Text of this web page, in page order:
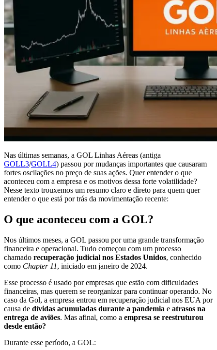
Nas últimas semanas, a GOL Linhas Aéreas (antiga
GOLL3/GOLL4) passou por mudanças importantes que causaram
fortes oscilações no preço de suas ações. Quer entender o que
aconteceu com a empresa e os motivos dessa forte volatilidade?
Nesse texto trouxemos um resumo claro e direto para quem quer
entender o que está por trás da movimentação recente:
O que aconteceu com a GOL?
Nos últimos meses, a GOL passou por uma grande transformação
financeira e operacional. Tudo começou com um processo
chamado recuperação judicial nos Estados Unidos, conhecido
como Chapter 11, iniciado em janeiro de 2024.
Esse processo é usado por empresas que estão com dificuldades
financeiras, mas querem se reorganizar para continuar operando. No
caso da Gol, a empresa entrou em recuperação judicial nos EUA por
causa de dívidas acumuladas durante a pandemia e atrasos na
entrega de aviões. Mas afinal, como a empresa se reestruturou
desde então?
Durante esse período, a GOL: